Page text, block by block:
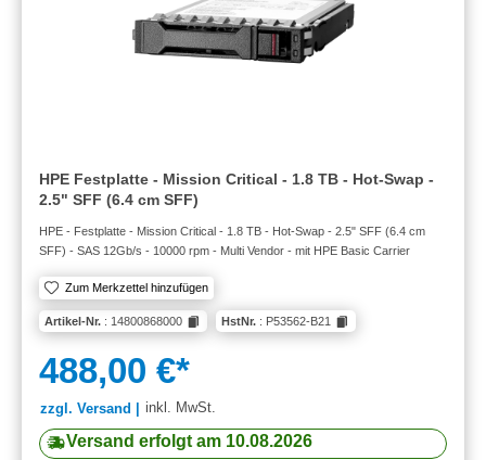
HPE Festplatte - Mission Critical - 1.8 TB - Hot-Swap -
2.5" SFF (6.4 cm SFF)
HPE - Festplatte - Mission Critical - 1.8 TB - Hot-Swap - 2.5" SFF (6.4 cm
SFF) - SAS 12Gb/s - 10000 rpm - Multi Vendor - mit HPE Basic Carrier
Zum Merkzettel hinzufügen
Artikel-Nr. : 14800868000 HstNr. : P53562-B21
488,00 €*
zzgl. Versand | inkl. MwSt.
Versand erfolgt am 10.08.2026